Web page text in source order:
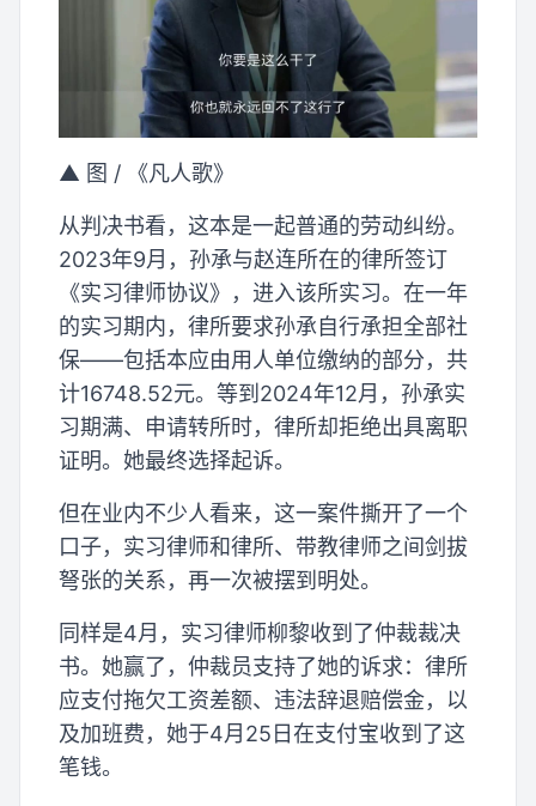
▲ 图 / 《凡人歌》
从判决书看，这本是一起普通的劳动纠纷。
2023年9月，孙承与赵连所在的律所签订
《实习律师协议》，进入该所实习。在一年
的实习期内，律所要求孙承自行承担全部社
保——包括本应由用人单位缴纳的部分，共
计16748.52元。等到2024年12月，孙承实
习期满、申请转所时，律所却拒绝出具离职
证明。她最终选择起诉。
但在业内不少人看来，这一案件撕开了一个
口子，实习律师和律所、带教律师之间剑拔
弩张的关系，再一次被摆到明处。
同样是4月，实习律师柳黎收到了仲裁裁决
书。她赢了，仲裁员支持了她的诉求：律所
应支付拖欠工资差额、违法辞退赔偿金，以
及加班费，她于4月25日在支付宝收到了这
笔钱。